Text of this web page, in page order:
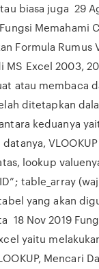
biasa juga 29
Memahami
Formula Rumus
MS Excel 2003,
atau membaca
ditetapkan
keduanya
lookup
table_array
yang akan
18 Nov 2019
yaitu
Mencari